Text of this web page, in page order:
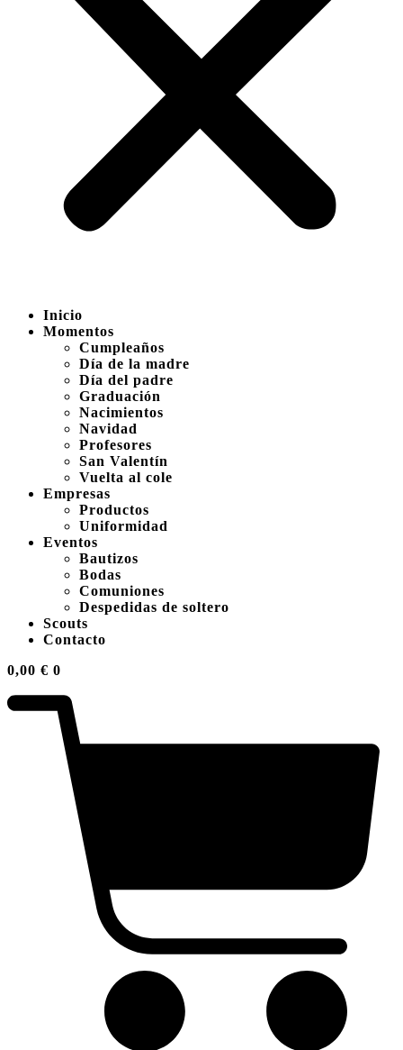
Inicio
Momentos
Cumpleaños
Día de la madre
Día del padre
Graduación
Nacimientos
Navidad
Profesores
San Valentín
Vuelta al cole
Empresas
Productos
Uniformidad
Eventos
Bautizos
Bodas
Comuniones
Despedidas de soltero
Scouts
Contacto
0,00 € 0